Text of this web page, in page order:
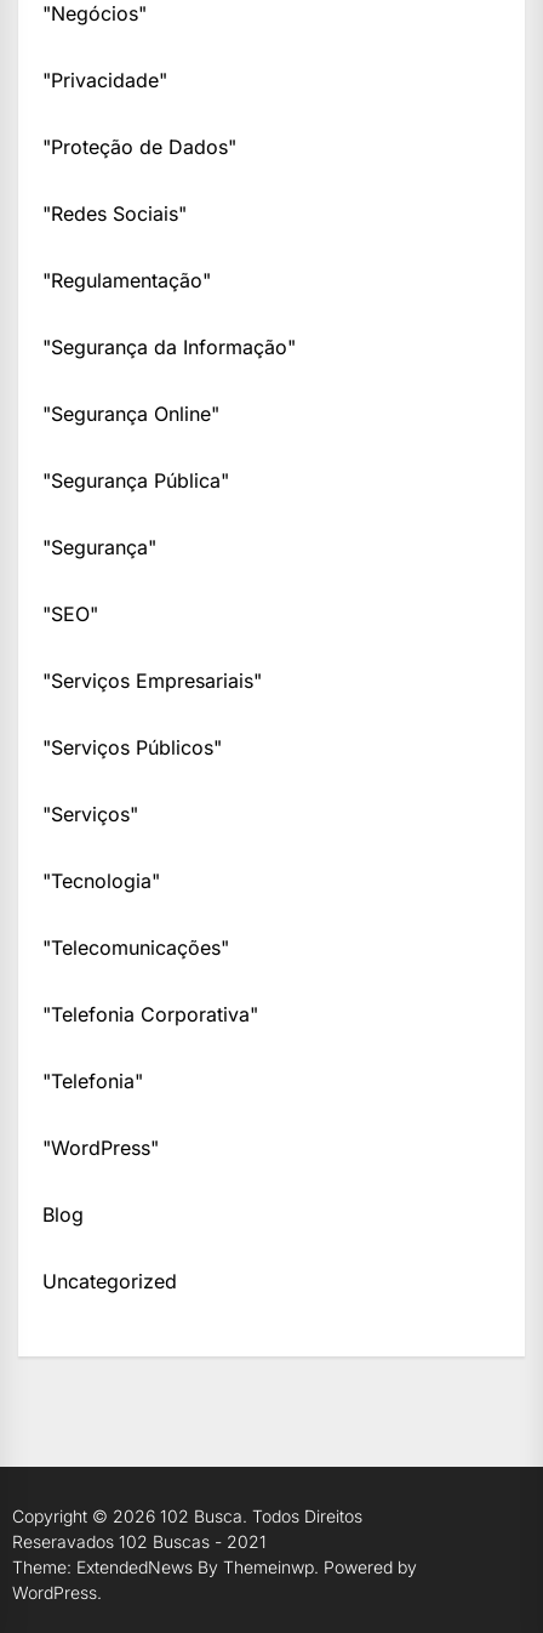
"Negócios"
"Privacidade"
"Proteção de Dados"
"Redes Sociais"
"Regulamentação"
"Segurança da Informação"
"Segurança Online"
"Segurança Pública"
"Segurança"
"SEO"
"Serviços Empresariais"
"Serviços Públicos"
"Serviços"
"Tecnologia"
"Telecomunicações"
"Telefonia Corporativa"
"Telefonia"
"WordPress"
Blog
Uncategorized
Copyright © 2026 102 Busca. Todos Direitos
Reseravados 102 Buscas - 2021
Theme: ExtendedNews By Themeinwp. Powered by
WordPress.